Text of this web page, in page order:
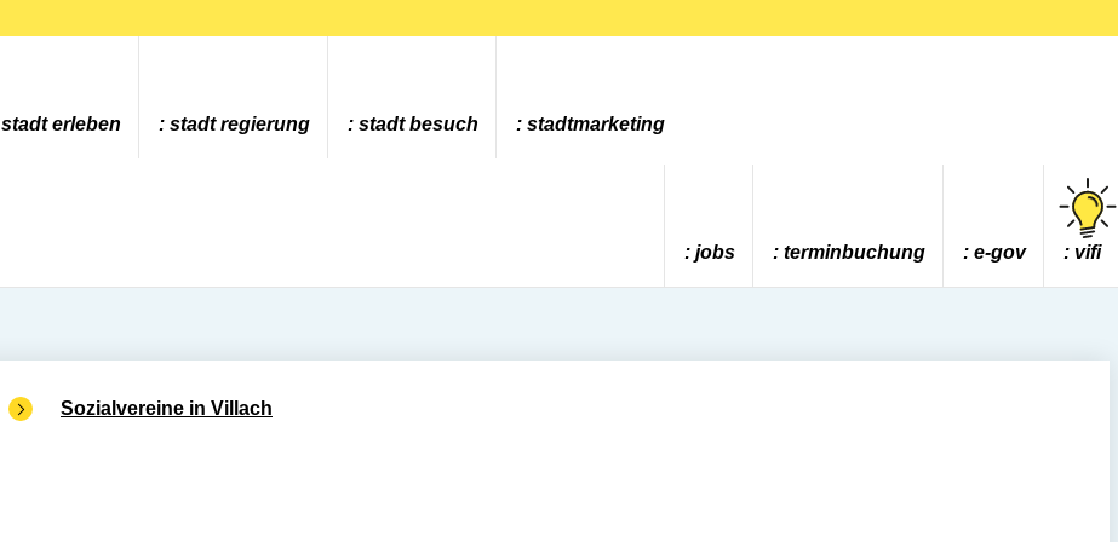
stadt erleben stadt regierung stadt besuch stadtmarketing
jobs terminbuchung e-gov vifi
Sozialvereine in Villach